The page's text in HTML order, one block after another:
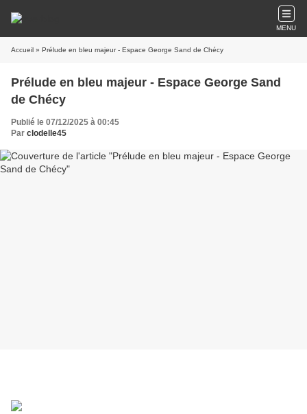
MENU
Accueil » Prélude en bleu majeur - Espace George Sand de Chécy
Prélude en bleu majeur - Espace George Sand
de Chécy
Publié le 07/12/2025 à 00:45
Par clodelle45